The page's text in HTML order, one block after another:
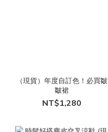
（現貨）年度自訂色！必買皺
皺裙
NT$1,280